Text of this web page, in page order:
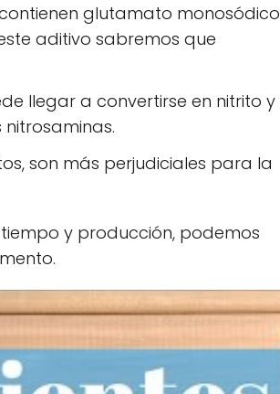
glutamato monosódico
aditivo sabremos que
llegar a convertirse en nitrito y
son más perjudiciales para la
y producción, podemos